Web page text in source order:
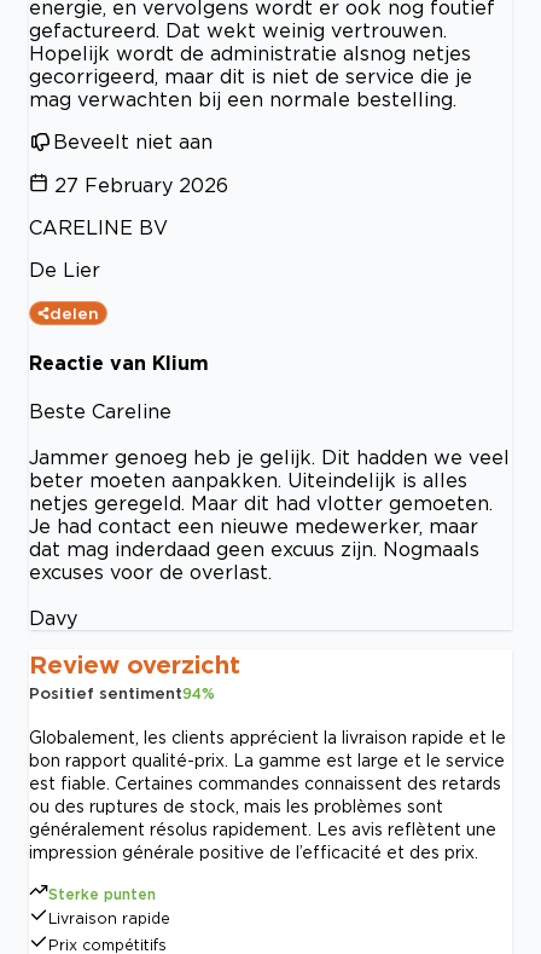
energie, en vervolgens wordt er ook nog foutief
gefactureerd. Dat wekt weinig vertrouwen.
Hopelijk wordt de administratie alsnog netjes
gecorrigeerd, maar dit is niet de service die je
mag verwachten bij een normale bestelling.
Beveelt niet aan
27 February 2026
CARELINE BV
De Lier
delen
Reactie van Klium
Beste Careline
Jammer genoeg heb je gelijk. Dit hadden we veel
beter moeten aanpakken. Uiteindelijk is alles
netjes geregeld. Maar dit had vlotter gemoeten.
Je had contact een nieuwe medewerker, maar
dat mag inderdaad geen excuus zijn. Nogmaals
excuses voor de overlast.
Davy
Review overzicht
Positief sentiment94%
Globalement, les clients apprécient la livraison rapide et le
bon rapport qualité-prix. La gamme est large et le service
est fiable. Certaines commandes connaissent des retards
ou des ruptures de stock, mais les problèmes sont
généralement résolus rapidement. Les avis reflètent une
impression générale positive de l’efficacité et des prix.
Sterke punten
Livraison rapide
Prix compétitifs